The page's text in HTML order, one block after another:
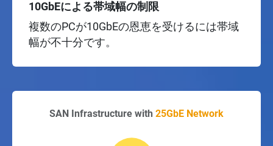
10GbEによる帯域幅の制限
複数のPCが10GbEの恩恵を受けるには帯域
幅が不十分です。
SAN Infrastructure with 25GbE Network